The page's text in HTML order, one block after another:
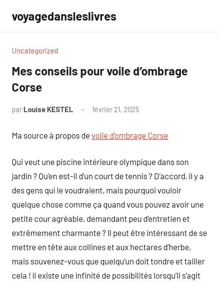
contenu
voyagedansleslivres
Uncategorized
Mes conseils pour voile d’ombrage
Corse
par Louise KESTEL février 21, 2025
Ma source à propos de voile d’ombrage Corse
Qui veut une piscine intérieure olympique dans son
jardin ? Qu’en est-il d’un court de tennis ? D’accord, il y a
des gens qui le voudraient, mais pourquoi vouloir
quelque chose comme ça quand vous pouvez avoir une
petite cour agréable, demandant peu d’entretien et
extrêmement charmante ? Il peut être intéressant de se
mettre en tête aux collines et aux hectares d’herbe,
mais souvenez-vous que quelqu’un doit tondre et tailler
cela ! il existe une infinité de possibilités lorsqu’il s’agit